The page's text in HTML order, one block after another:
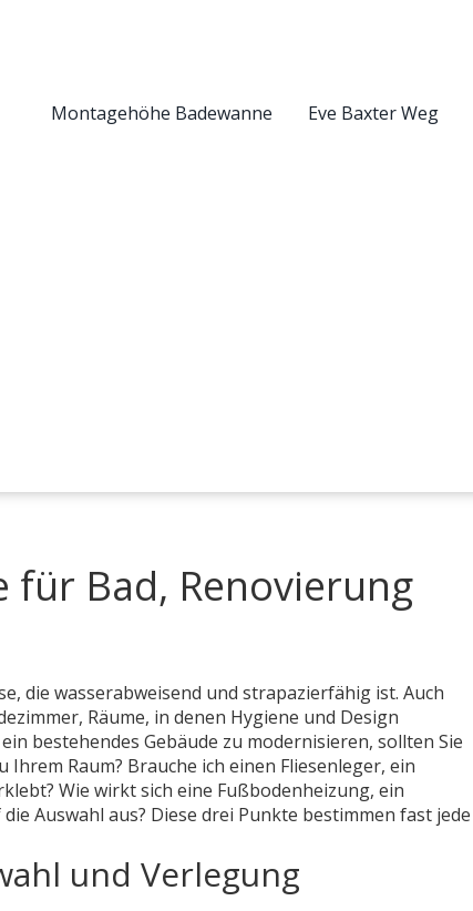
Montagehöhe Badewanne Eve Baxter Weg
für Bad, Renovierung
die wasserabweisend und strapazierfähig ist. Auch
, Räume, in denen Hygiene und Design
bestehendes Gebäude zu modernisieren, sollten Sie
Raum? Brauche ich einen Fliesenleger, ein
? Wie wirkt sich eine Fußbodenheizung, ein
Auswahl aus? Diese drei Punkte bestimmen fast jede
und Verlegung